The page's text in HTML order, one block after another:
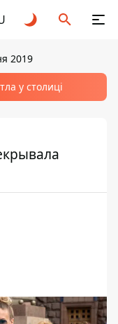
2019
у столиці